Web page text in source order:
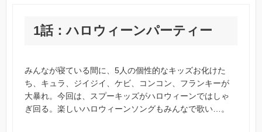
1話：ハロウィーンパーティー
みんなが寝ている間に、5人の個性的なキッズお化けた
ち、キュラ、ジイジイ、ケビ、コンコン、フランキーが
大暴れ。今回は、スプーキッズがハロウィーンではしゃ
ぎ回る。楽しいハロウィーンソングもみんなで歌い…。